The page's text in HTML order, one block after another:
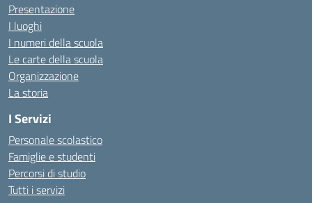
Presentazione
I luoghi
I numeri della scuola
Le carte della scuola
Organizzazione
La storia
I Servizi
Personale scolastico
Famiglie e studenti
Percorsi di studio
Tutti i servizi